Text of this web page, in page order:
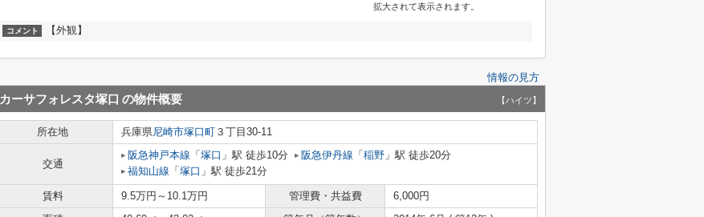
拡大されて表示されます。
コメント 【外観】
情報の見方
カーサフォレスタ塚口 の物件概要 【ハイツ】
所在地 兵庫県尼崎市塚口町 ３丁目30-11
交通
阪急神戸本線 「 塚口 」駅 徒歩10分 阪急伊丹線 「 稲野 」駅 徒歩20分
福知山線 「 塚口 」駅 徒歩21分
賃料 9.5万円～10.1万円 管理費・共益費
6,000円